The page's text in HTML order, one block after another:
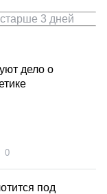
3 дней
дело о
0
под